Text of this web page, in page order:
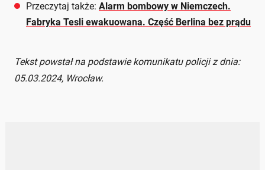
Przeczytaj także: Alarm bombowy w Niemczech.
Fabryka Tesli ewakuowana. Część Berlina bez prądu
Tekst powstał na podstawie komunikatu policji z dnia:
05.03.2024, Wrocław.